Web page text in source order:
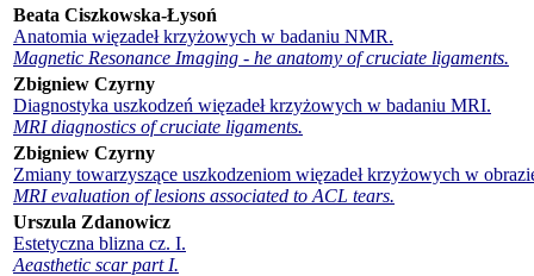
Beata Ciszkowska-Łysoń
Anatomia więzadeł krzyżowych w badaniu NMR.
Magnetic Resonance Imaging - he anatomy of cruciate ligaments.
Zbigniew Czyrny
Diagnostyka uszkodzeń więzadeł krzyżowych w badaniu MRI.
MRI diagnostics of cruciate ligaments.
Zbigniew Czyrny
Zmiany towarzyszące uszkodzeniom więzadeł krzyżowych w
MRI evaluation of lesions associated to ACL tears.
Urszula Zdanowicz
Estetyczna blizna cz. I.
Aeasthetic scar part I.